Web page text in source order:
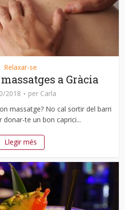
Relaxar-se
a Gràcia
2018 per Carla
massatge? No cal sortir del barri
donar-te un bon caprici...
Llegir més